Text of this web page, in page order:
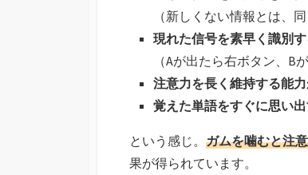
（新しくない情報とは、
現れた信号を素早く識別
（Aが出たら右ボタン、B
注意力を長く維持する能
覚えた単語をすぐに思い
という感じ。 ガムを噛むと注
果が得られています。